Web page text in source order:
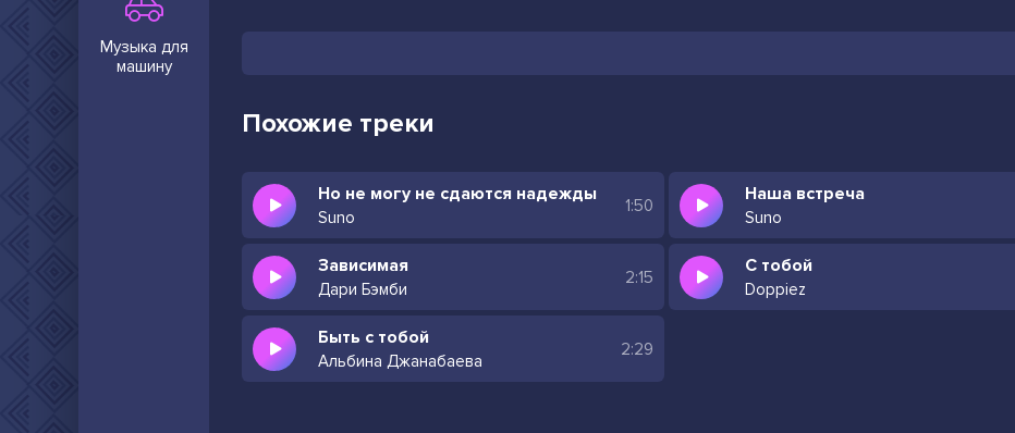
Музыка для
машину
Похожие треки
Но не могу не сдаются надежды
Suno
1:50
Наша встреча
Suno
Зависимая
Дари Бэмби
2:15
С тобой
Doppiez
Быть с тобой
Альбина Джанабаева
2:29